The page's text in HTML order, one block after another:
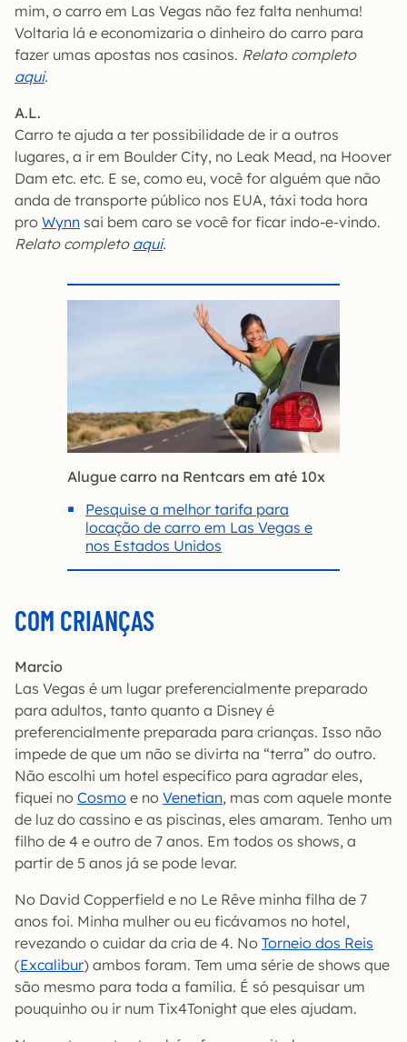
mim, o carro em Las Vegas não fez falta nenhuma!
Voltaria lá e economizaria o dinheiro do carro para
fazer umas apostas nos casinos. Relato completo
aqui.
A.L.
Carro te ajuda a ter possibilidade de ir a outros
lugares, a ir em Boulder City, no Leak Mead, na Hoover
Dam etc. etc. E se, como eu, você for alguém que não
anda de transporte público nos EUA, táxi toda hora
pro Wynn sai bem caro se você for ficar indo-e-vindo.
Relato completo aqui.
Alugue carro na Rentcars em até 10x
Pesquise a melhor tarifa para
locação de carro em Las Vegas e
nos Estados Unidos
COM CRIANÇAS
Marcio
Las Vegas é um lugar preferencialmente preparado
para adultos, tanto quanto a Disney é
preferencialmente preparada para crianças. Isso não
impede de que um não se divirta na “terra” do outro.
Não escolhi um hotel específico para agradar eles,
fiquei no Cosmo e no Venetian, mas com aquele monte
de luz do cassino e as piscinas, eles amaram. Tenho um
filho de 4 e outro de 7 anos. Em todos os shows, a
partir de 5 anos já se pode levar.
No David Copperfield e no Le Rêve minha filha de 7
anos foi. Minha mulher ou eu ficávamos no hotel,
revezando o cuidar da cria de 4. No Torneio dos Reis
(Excalibur) ambos foram. Tem uma série de shows que
são mesmo para toda a família. É só pesquisar um
pouquinho ou ir num Tix4Tonight que eles ajudam.